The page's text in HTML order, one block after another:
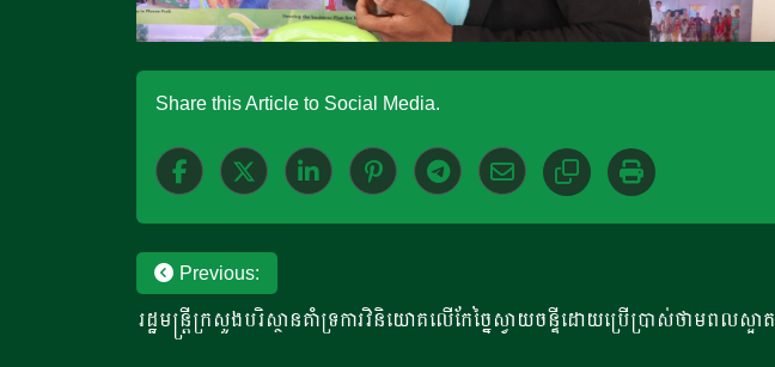
Share this Article to Social Media.
Post
navigation
Previous:
រដ្ឋមន្រ្តីក្រសួងបរិស្ថានគាំទ្រការវិនិយោគលើកែច្នៃស្វាយចន្ទីដោយប្រើប្រាស់ថាមពលស្អាត